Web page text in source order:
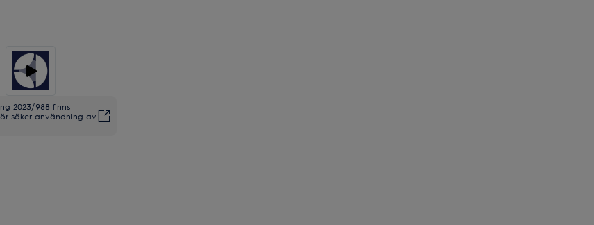
2023/988 finns
säker användning av